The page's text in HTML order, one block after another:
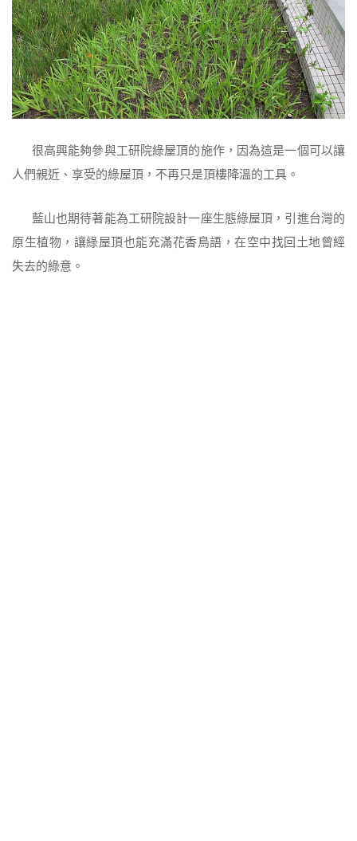
很高興能夠參與工研院綠屋頂的施作，因為這是一個可以讓
人們親近、享受的綠屋頂，不再只是頂樓降溫的工具。
藍山也期待著能為工研院設計一座生態綠屋頂，引進台灣的
原生植物，讓綠屋頂也能充滿花香鳥語，在空中找回土地曾經
失去的綠意。